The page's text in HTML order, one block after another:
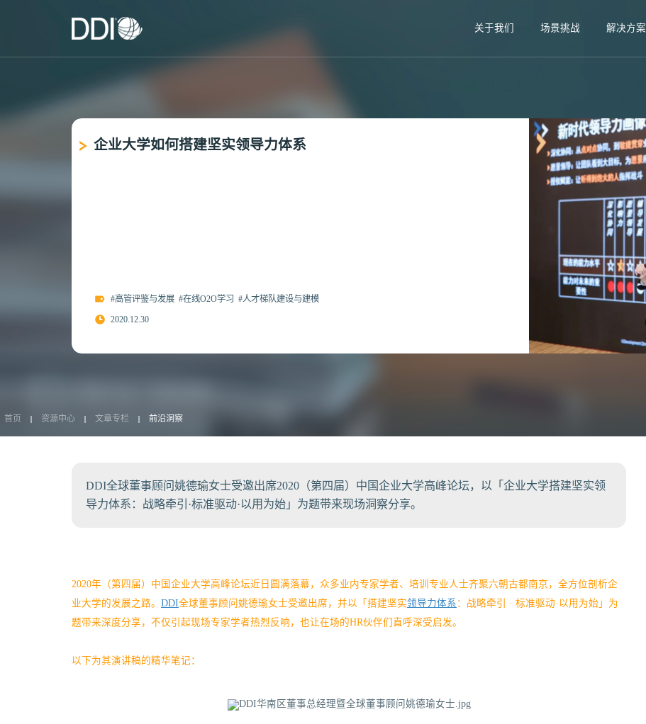
关于我们 场景挑战 解决方案
企业大学如何搭建坚实领导力体系
#高管评鉴与发展 #在线O2O学习 #人才梯队建设与建模
2020.12.30
首页 资源中心 文章专栏 前沿洞察
DDI全球董事顾问姚德瑜女士受邀出席2020（第四届）中国企业大学高峰论坛，以「企业大学搭建坚实领
导力体系：战略牵引·标准驱动·以用为始」为题带来现场洞察分享。
2020年（第四届）中国企业大学高峰论坛近日圆满落幕，众多业内专家学者、培训专业人士齐聚六朝古都南京，全方位剖析企
业大学的发展之路。 DDI全球董事顾问姚德瑜女士受邀出席，并以「搭建坚实领导力体系 ：战略牵引 · 标准驱动·以用为始」为
题带来深度分享，不仅引起现场专家学者热烈反响，也让在场的HR伙伴们直呼深受启发。
以下为其演讲稿的精华笔记：